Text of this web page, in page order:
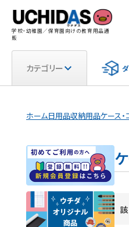
学校・幼稚園／保育園向けの教育用品通
販
カテゴリー
ホーム日用品収納用品ケース